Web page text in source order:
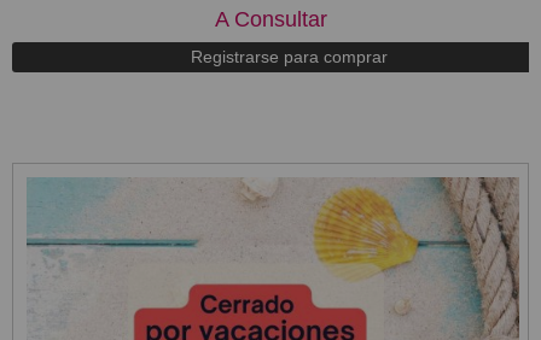
A Consultar
Registrarse para comprar